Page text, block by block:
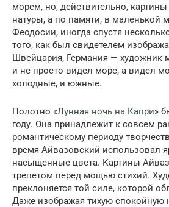
морем, но, действительно,
натуры, а по памяти, в маленькой
Феодосии, иногда спустя
того, как был свидетелем
Швейцария, Германия — художник
и не просто видел море, а видел
холодные, и южные.
Полотно «Лунная ночь на Капри»
году. Она принадлежит к совсем
романтическому периоду
время Айвазовский использовал
насыщенные цвета. Картины
трепетом перед мощью стихий.
преклоняется той силе, которой
Даже изображая тихую спокойную